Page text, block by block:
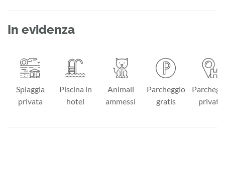
In evidenza
Spiaggia
privata
Piscina in
hotel
Animali
ammessi
Parcheggio
gratis
privato